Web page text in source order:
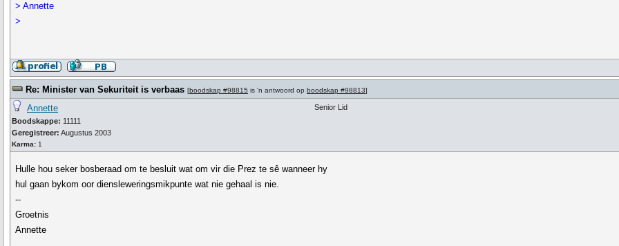
> Annette
>
Re: Minister van Sekuriteit is verbaas [boodskap #98815 is 'n antwoord op boodskap #98813]
Annette
Boodskappe: 11111
Geregistreer: Augustus 2003
Karma: 1
Senior Lid
Hulle hou seker bosberaad om te besluit wat om vir die Prez te sê wanneer hy
hul gaan bykom oor diensleweringsmikpunte wat nie gehaal is nie.
--
Groetnis
Annette